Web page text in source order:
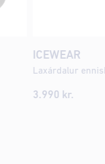
ICEWEAR
3.990 kr.